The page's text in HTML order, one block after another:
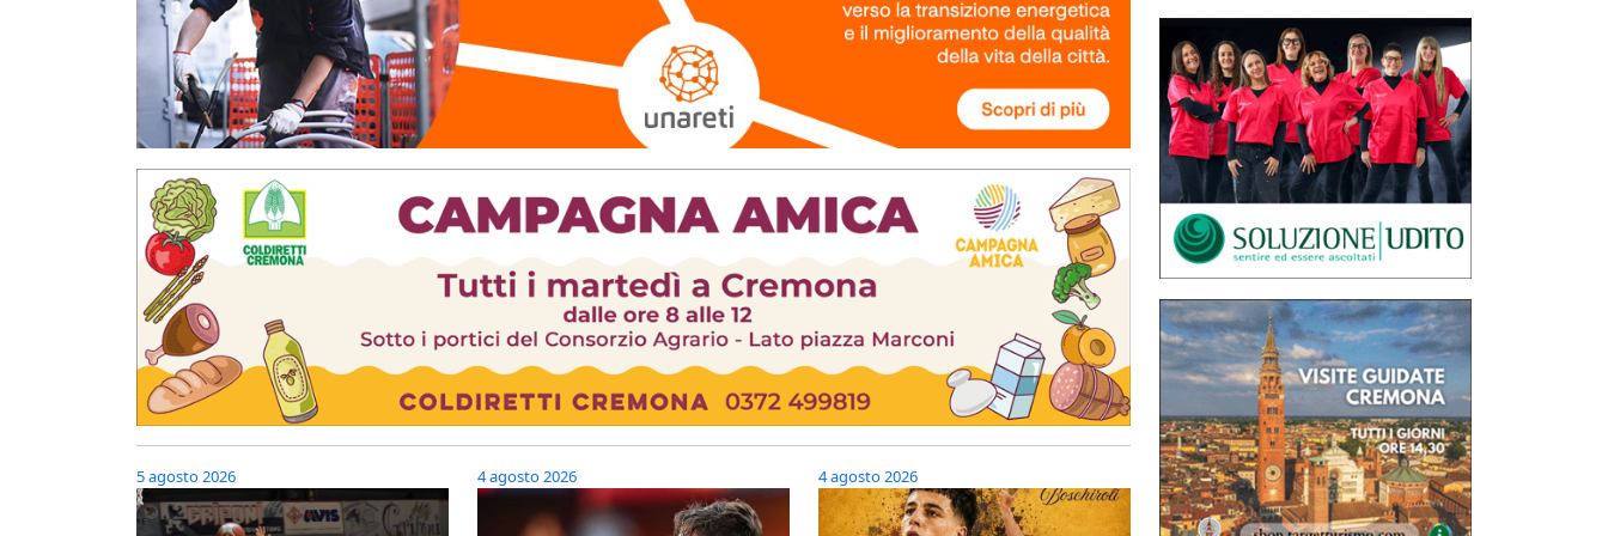
5 agosto 2026 4 agosto 2026 4 agosto 2026